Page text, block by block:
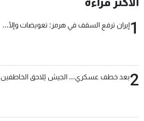
1إيران ترفع السقف في هرمز: تعويضات وإلّا...
2بعد خطف عسكري... الجيش يُلاحق الخاطفين